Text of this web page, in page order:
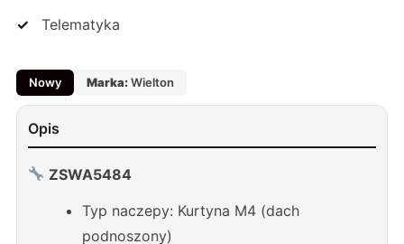
Telematyka
Nowy Marka:Wielton
Opis
ZSWA5484
Typ naczepy: Kurtyna M4 (dach
podnoszony)